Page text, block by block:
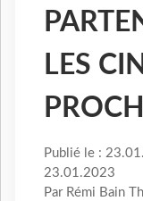
LES
Publié le :
23.01.2023
Par Rémi Bain